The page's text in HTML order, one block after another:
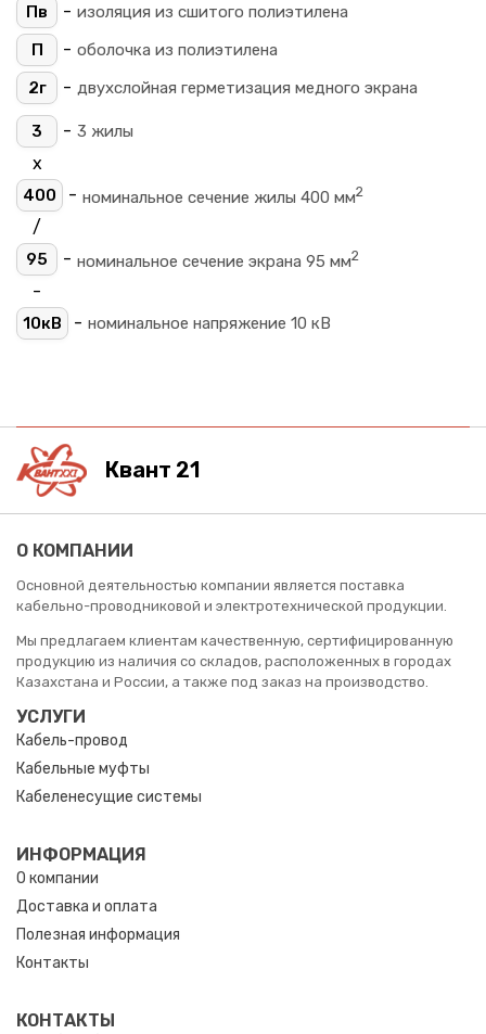
Пв
- изоляция из сшитого полиэтилена
П
- оболочка из полиэтилена
2г
- двухслойная герметизация медного экрана
3 - 3 жилы
х
400 - номинальное сечение жилы 400 мм2
/
95 - номинальное сечение экрана 95 мм2
-
10кВ - номинальное напряжение 10 кВ
Квант 21
О КОМПАНИИ
Основной деятельностью компании является поставка
кабельно-проводниковой и электротехнической продукции.
Мы предлагаем клиентам качественную, сертифицированную
продукцию из наличия со складов, расположенных в городах
Казахстана и России, а также под заказ на производство.
УСЛУГИ
Кабель-провод
Кабельные муфты
Кабеленесущие системы
ИНФОРМАЦИЯ
О компании
Доставка и оплата
Полезная информация
Контакты
КОНТАКТЫ